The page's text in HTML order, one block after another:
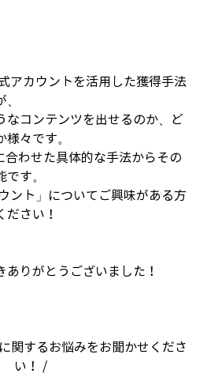
アカウントを活用した獲得手法
なコンテンツを出せるのか、ど
々です。
合わせた具体的な手法からその
す。
ント」についてご興味がある方
さい！
りがとうございました！
関するお悩みをお聞かせくださ
い！ /